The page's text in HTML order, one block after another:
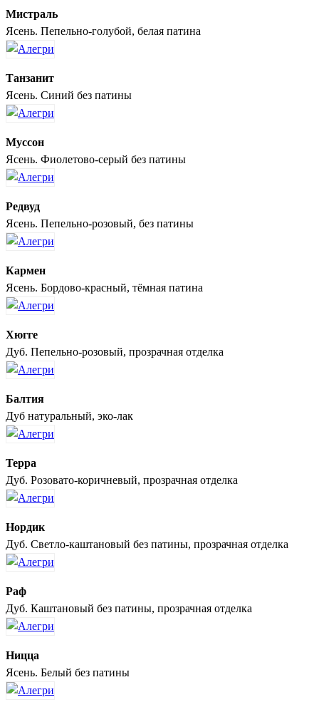
Мистраль
Ясень. Пепельно-голубой, белая патина
Танзанит
Ясень. Синий без патины
Муссон
Ясень. Фиолетово-серый без патины
Редвуд
Ясень. Пепельно-розовый, без патины
Кармен
Ясень. Бордово-красный, тёмная патина
Хюгге
Дуб. Пепельно-розовый, прозрачная отделка
Балтия
Дуб натуральный, эко-лак
Терра
Дуб. Розовато-коричневый, прозрачная отделка
Нордик
Дуб. Светло-каштановый без патины, прозрачная отделка
Раф
Дуб. Каштановый без патины, прозрачная отделка
Ницца
Ясень. Белый без патины